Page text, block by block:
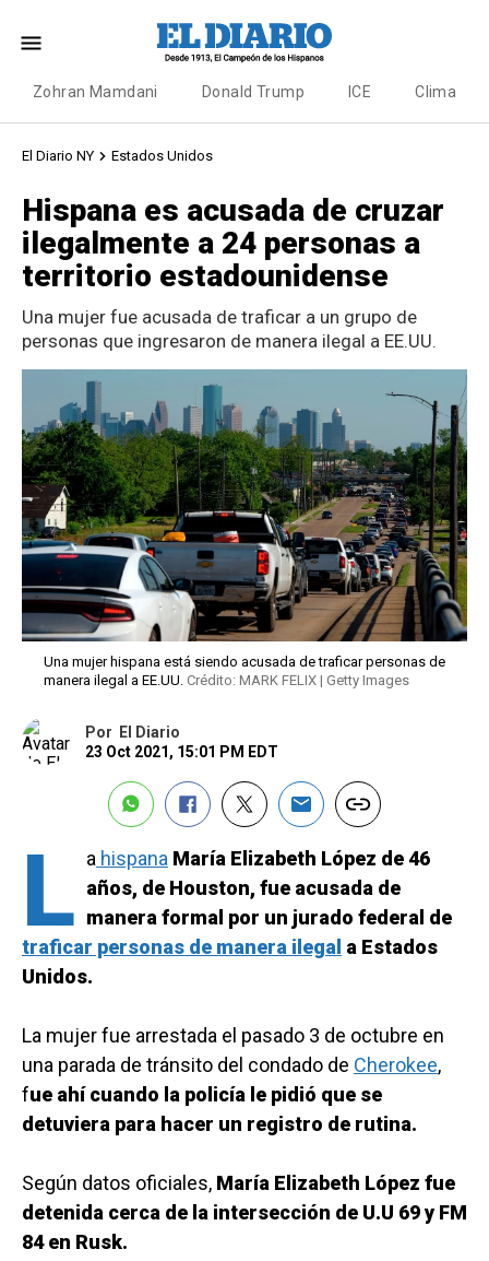
Zohran Mamdani Donald Trump ICE Clima
El Diario NY Estados Unidos
Hispana es acusada de cruzar
ilegalmente a 24 personas a
territorio estadounidense
Una mujer fue acusada de traficar a un grupo de
personas que ingresaron de manera ilegal a EE.UU.
Una mujer hispana está siendo acusada de traficar personas de
manera ilegal a EE.UU. Crédito: MARK FELIX | Getty Images
Por El Diario
23 Oct 2021, 15:01 PM EDT
L a hispana María Elizabeth López de 46
años, de Houston, fue acusada de
manera formal por un jurado federal de
traficar personas de manera ilegal a Estados
Unidos.
La mujer fue arrestada el pasado 3 de octubre en
una parada de tránsito del condado de Cherokee,
fue ahí cuando la policía le pidió que se
detuviera para hacer un registro de rutina.
Según datos oficiales, María Elizabeth López fue
detenida cerca de la intersección de U.U 69 y FM
84 en Rusk.